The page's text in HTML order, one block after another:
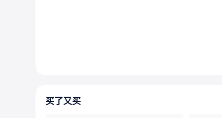
买了又买